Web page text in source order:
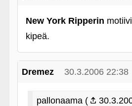
New York Ripperin
kipeä.
Dremez 30.3.2006 22:38
pallonaama (